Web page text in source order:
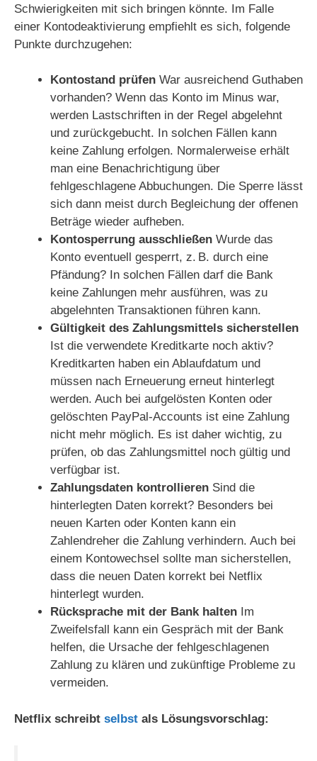
Schwierigkeiten mit sich bringen könnte. Im Falle
einer Kontodeaktivierung empfiehlt es sich, folgende
Punkte durchzugehen:
Kontostand prüfen War ausreichend Guthaben
vorhanden? Wenn das Konto im Minus war,
werden Lastschriften in der Regel abgelehnt
und zurückgebucht. In solchen Fällen kann
keine Zahlung erfolgen. Normalerweise erhält
man eine Benachrichtigung über
fehlgeschlagene Abbuchungen. Die Sperre lässt
sich dann meist durch Begleichung der offenen
Beträge wieder aufheben.
Kontosperrung ausschließen Wurde das
Konto eventuell gesperrt, z. B. durch eine
Pfändung? In solchen Fällen darf die Bank
keine Zahlungen mehr ausführen, was zu
abgelehnten Transaktionen führen kann.
Gültigkeit des Zahlungsmittels sicherstellen
Ist die verwendete Kreditkarte noch aktiv?
Kreditkarten haben ein Ablaufdatum und
müssen nach Erneuerung erneut hinterlegt
werden. Auch bei aufgelösten Konten oder
gelöschten PayPal-Accounts ist eine Zahlung
nicht mehr möglich. Es ist daher wichtig, zu
prüfen, ob das Zahlungsmittel noch gültig und
verfügbar ist.
Zahlungsdaten kontrollieren Sind die
hinterlegten Daten korrekt? Besonders bei
neuen Karten oder Konten kann ein
Zahlendreher die Zahlung verhindern. Auch bei
einem Kontowechsel sollte man sicherstellen,
dass die neuen Daten korrekt bei Netflix
hinterlegt wurden.
Rücksprache mit der Bank halten Im
Zweifelsfall kann ein Gespräch mit der Bank
helfen, die Ursache der fehlgeschlagenen
Zahlung zu klären und zukünftige Probleme zu
vermeiden.
Netflix schreibt selbst als Lösungsvorschlag: